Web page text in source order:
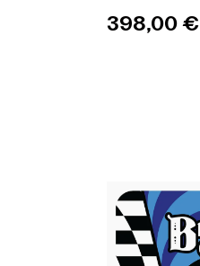
398,00 €